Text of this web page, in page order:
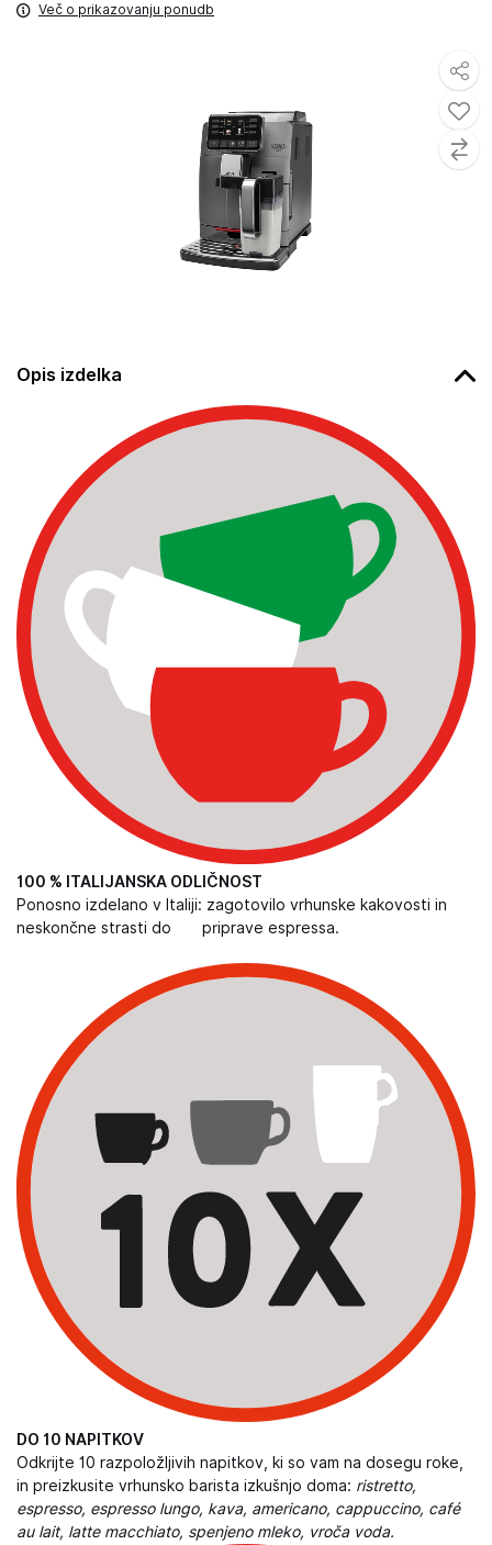
Opis izdelka
100 % ITALIJANSKA ODLIČNOST
Ponosno izdelano v Italiji: zagotovilo vrhunske kakovosti in
neskončne strasti do priprave espressa.
DO 10 NAPITKOV
Odkrijte 10 razpoložljivih napitkov, ki so vam na dosegu roke,
in preizkusite vrhunsko barista izkušnjo doma: ristretto,
espresso, espresso lungo, kava, americano, cappuccino, café
au lait, latte macchiato, spenjeno mleko, vroča voda.
Več o prikazovanju ponudb